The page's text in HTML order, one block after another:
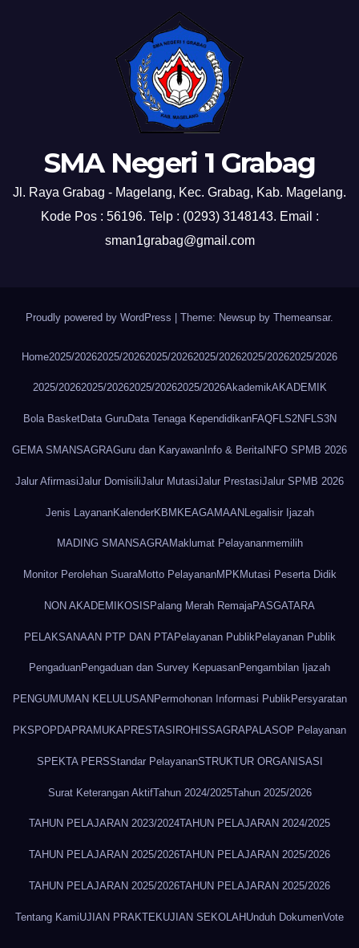
SMA Negeri 1 Grabag
Jl. Raya Grabag - Magelang, Kec. Grabag, Kab. Magelang.
Kode Pos : 56196. Telp : (0293) 3148143. Email :
sman1grabag@gmail.com
Proudly powered by WordPress Theme: Newsup by Themeansar.
Home2025/20262025/20262025/20262025/20262025/20262025/2026
2025/20262025/20262025/20262025/2026AkademikAKADEMIK
Bola BasketData GuruData Tenaga KependidikanFAQFLS2N FLS3N
GEMA SMANSAGRAGuru dan Karyawan Info & Berita INFO SPMB 2026
Jalur AfirmasiJalur DomisiliJalur MutasiJalur PrestasiJalur SPMB 2026
Jenis LayananKalenderKBMKEAGAMAANLegalisir Ijazah
MADING SMANSAGRAMaklumat Pelayananmemilih
Monitor Perolehan SuaraMotto PelayananMPKMutasi Peserta Didik
NON AKADEMIKOSIS Palang Merah RemajaPASGATARA
PELAKSANAAN PTP DAN PTAPelayanan PublikPelayanan Publik
PengaduanPengaduan dan Survey KepuasanPengambilan Ijazah
PENGUMUMAN KELULUSAN Permohonan Informasi PublikPersyaratan
PKS POPDA PRAMUKA PRESTASI ROHISSAGRAPALASOP Pelayanan
SPEKTA PERSStandar PelayananSTRUKTUR ORGANISASI
Surat Keterangan AktifTahun 2024/2025Tahun 2025/2026
TAHUN PELAJARAN 2023/2024TAHUN PELAJARAN 2024/2025
TAHUN PELAJARAN 2025/2026TAHUN PELAJARAN 2025/2026
TAHUN PELAJARAN 2025/2026TAHUN PELAJARAN 2025/2026
Tentang KamiUJIAN PRAKTEKUJIAN SEKOLAHUnduh DokumenVote